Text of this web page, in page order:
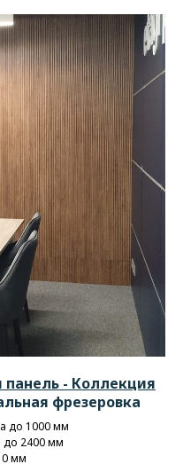
панель - Коллекция
фрезеровка
до 1000 мм
до 2400 мм
мм